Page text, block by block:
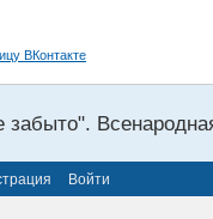
забыто".
Войти